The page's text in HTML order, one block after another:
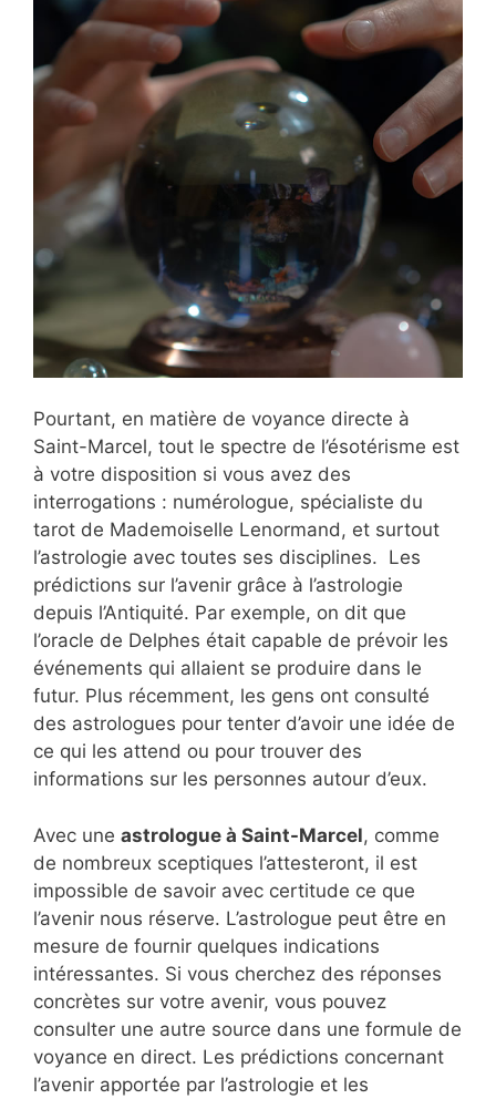
Pourtant, en matière de voyance directe à
Saint-Marcel, tout le spectre de l’ésotérisme est
à votre disposition si vous avez des
interrogations : numérologue, spécialiste du
tarot de Mademoiselle Lenormand, et surtout
l’astrologie avec toutes ses disciplines. Les
prédictions sur l’avenir grâce à l’astrologie
depuis l’Antiquité. Par exemple, on dit que
l’oracle de Delphes était capable de prévoir les
événements qui allaient se produire dans le
futur. Plus récemment, les gens ont consulté
des astrologues pour tenter d’avoir une idée de
ce qui les attend ou pour trouver des
informations sur les personnes autour d’eux.
Avec une astrologue à Saint-Marcel, comme
de nombreux sceptiques l’attesteront, il est
impossible de savoir avec certitude ce que
l’avenir nous réserve. L’astrologue peut être en
mesure de fournir quelques indications
intéressantes. Si vous cherchez des réponses
concrètes sur votre avenir, vous pouvez
consulter une autre source dans une formule de
voyance en direct. Les prédictions concernant
l’avenir apportée par l’astrologie et les